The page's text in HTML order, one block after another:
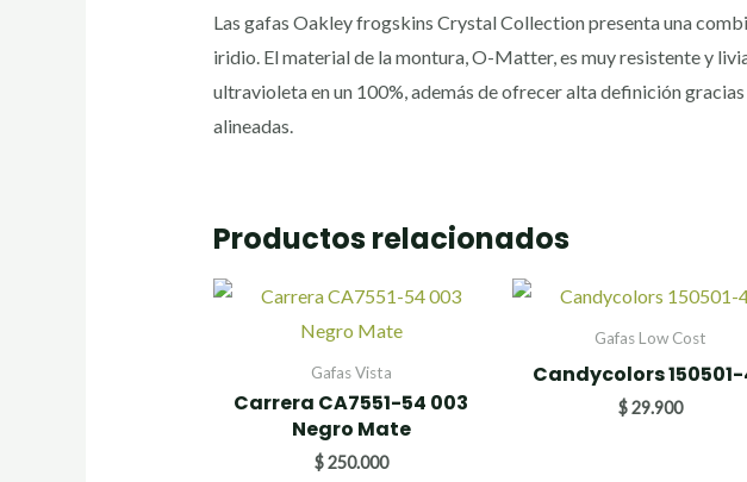
Las gafas Oakley frogskins Crystal Collection presenta una
iridio. El material de la montura, O-Matter, es muy resistente y
ultravioleta en un 100%, además de ofrecer alta definición
alineadas.
Productos relacionados
Gafas Vista
Carrera CA7551-54 003
Negro Mate
$250.000
Gafas Low Cost
Candycolors
$29.900